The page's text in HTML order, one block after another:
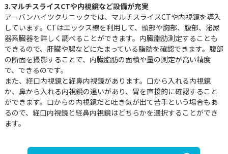
3.マルチスライスCTや内視鏡など設備が充実
アーバンハイツクリニックでは、マルチスライスCTや内視鏡を導入
しています。CTはエックス線を利用して、頭部や胸部、腹部、泌尿
器系臓器を詳しく調べることができます。内臓脂肪測定することも
できるので、肝臓や腸などにたまっている脂肪を確認できます。腹部
の断面を撮影することで、内臓脂肪の面積や量の測定が高い精度
で、できるのです。
また、経口内視鏡と経鼻内視鏡があります。口から入れる内視鏡
か、鼻から入れる内視鏡の違いがあり、胃を直接的に確認すること
ができます。口からの内視鏡だと吐き気が出て苦手という場合もあ
るので、経口内視鏡と経鼻内視鏡はどちらかを選択することができ
ます。